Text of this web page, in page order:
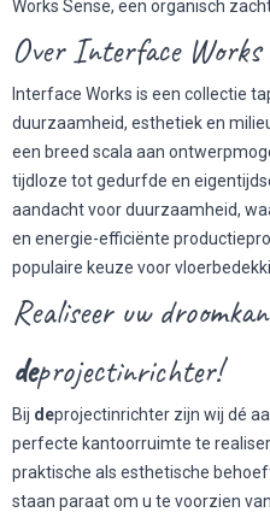
Works Sense, een organisch
Over Interface Works
Interface Works is een collectie
duurzaamheid, esthetiek en
een breed scala aan
tijdloze tot gedurfde en
aandacht voor duurzaamheid,
en energie-efficiënte
populaire keuze voor
Realiseer uw
deprojectinrichter!
Bij deprojectinrichter zijn wij dé
perfecte kantoorruimte te
praktische als esthetische
staan paraat om u te voorzien